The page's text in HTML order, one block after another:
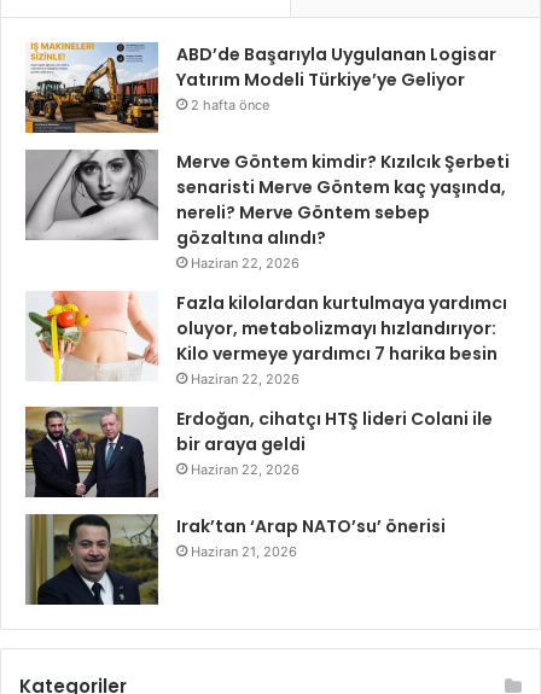
ABD’de Başarıyla Uygulanan Logisar
Yatırım Modeli Türkiye’ye Geliyor
2 hafta önce
Merve Göntem kimdir? Kızılcık Şerbeti
senaristi Merve Göntem kaç yaşında,
nereli? Merve Göntem sebep
gözaltına alındı?
Haziran 22, 2026
Fazla kilolardan kurtulmaya yardımcı
oluyor, metabolizmayı hızlandırıyor:
Kilo vermeye yardımcı 7 harika besin
Haziran 22, 2026
Erdoğan, cihatçı HTŞ lideri Colani ile
bir araya geldi
Haziran 22, 2026
Irak’tan ‘Arap NATO’su’ önerisi
Haziran 21, 2026
Kategoriler